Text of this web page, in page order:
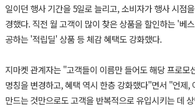
일이던 행사 기간을 5일로 늘리고, 소비자가 행사 시점
경했다. 직전 월 고객이 많이 찾은 상품을 할인하는 '베
공하는 '적립딜' 상품 등 체감 혜택도 강화했다.
지마켓 관계자는 "고객들이 이름만 들어도 해당 프로
명칭을 변경하고, 혜택 역시 한층 강화했다"면서 "언제,
만드는 것만으로도 고객을 반복적으로 유입시키는 데